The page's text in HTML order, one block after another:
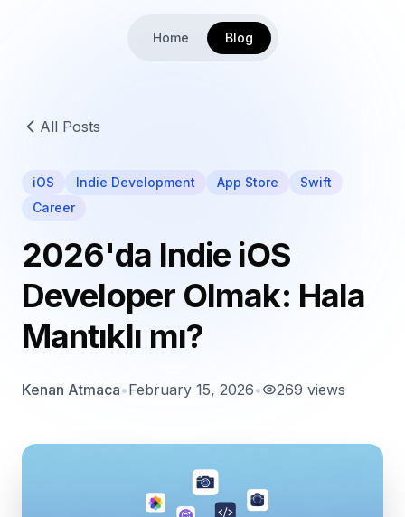
Home Blog
All Posts
iOS Indie Development App Store
Swift
Career
2026'da Indie iOS
Developer Olmak: Hala
Mantıklı mı?
Kenan Atmaca•February 15, 2026• 269 views